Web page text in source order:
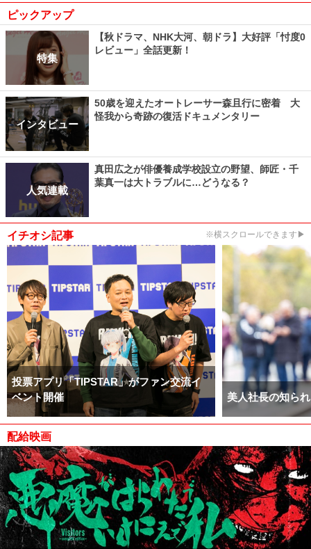
ピックアップ
特集
【秋ドラマ、NHK大河、朝ドラ】大好評「忖度0
レビュー」全話更新！
インタビュー
50歳を迎えたオートレーサー森且行に密着 大
怪我から奇跡の復活ドキュメンタリー
人気連載
真田広之が俳優養成学校設立の野望、師匠・千
葉真一は大トラブルに…どうなる？
イチオシ記事 ※横スクロールできます▶
投票アプリ「TIPSTAR」がファン交流イ
ベント開催
美人社長の知ら
配給映画